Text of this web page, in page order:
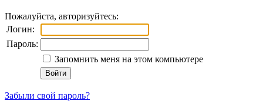
Пожалуйста, авторизуйтесь:
Логин:
Пароль:
Запомнить меня на этом компьютере
Забыли свой пароль?